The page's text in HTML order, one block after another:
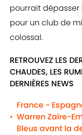
pourrait dépasser
pour un club de
colossal.
RETROUVEZ LES
CHAUDES, LES
DERNIÈRES NEWS
•
France -
Warren Zaïre-
Bleus avant la